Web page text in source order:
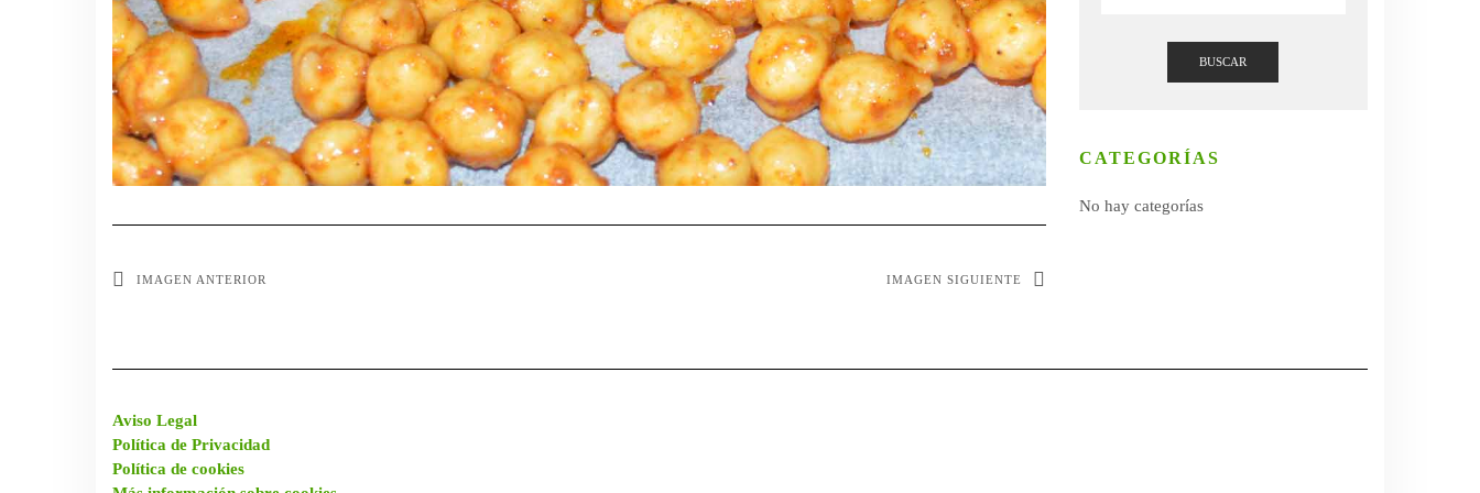
IMAGEN ANTERIOR IMAGEN SIGUIENTE
BUSCAR
CATEGORÍAS
No hay categorías
Aviso Legal
Política de Privacidad
Política de cookies